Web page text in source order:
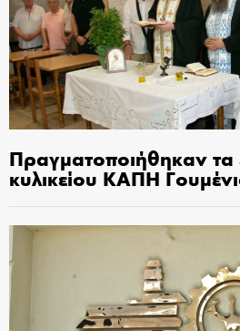
Πραγματοποιήθηκαν τα
κυλικείου ΚΑΠΗ